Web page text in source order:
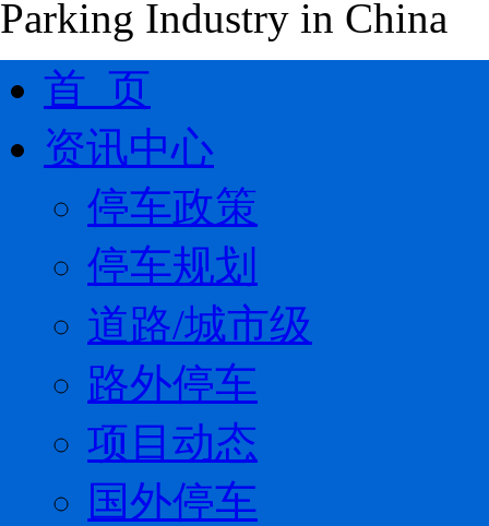
Parking Industry in China
首 页
资讯中心
停车政策
停车规划
道路/城市级
路外停车
项目动态
国外停车